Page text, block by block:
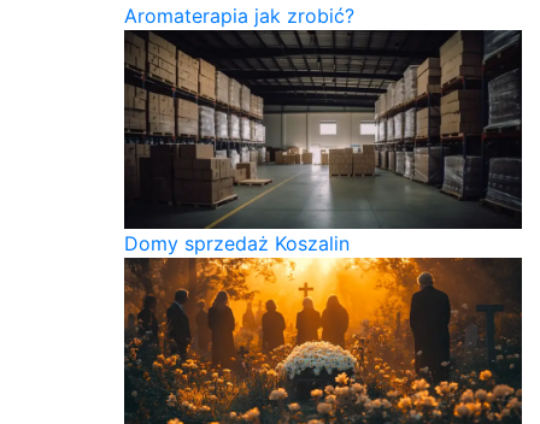
Aromaterapia jak zrobić?
Domy sprzedaż Koszalin